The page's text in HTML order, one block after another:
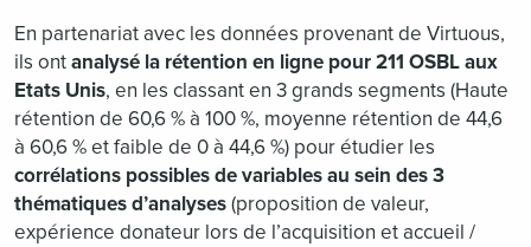
En partenariat avec les données provenant de Virtuous,
ils ontanalysé la rétention en ligne pour 211 OSBL aux
Etats Unis, en les classant en 3 grands segments (Haute
rétention de 60,6 % à 100 %, moyenne rétention de 44,6
à 60,6 % et faible de 0 à 44,6 %) pour étudier les
corrélations possibles de variables au sein des 3
thématiques d’analyses(proposition de valeur,
expérience donateur lors de l’acquisition et accueil /